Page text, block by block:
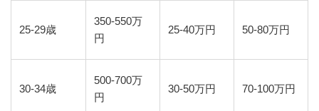
25-29歳
350-550万
円
25-40万円 50-80万円
30-34歳
500-700万
円
30-50万円 70-100万円